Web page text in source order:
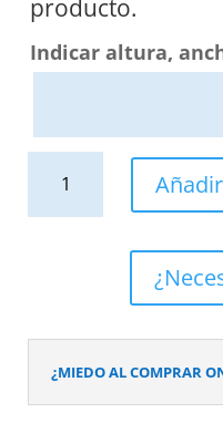
producto.
Indicar altura,
perfil
Cobre
-
¿MIEDO AL COMPRAR